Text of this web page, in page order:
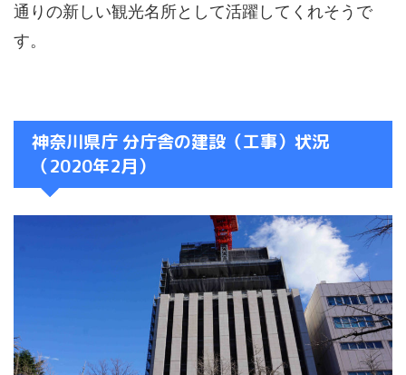
通りの新しい観光名所として活躍してくれそうで
す。
神奈川県庁 分庁舎の建設（工事）状況
（2020年2月）